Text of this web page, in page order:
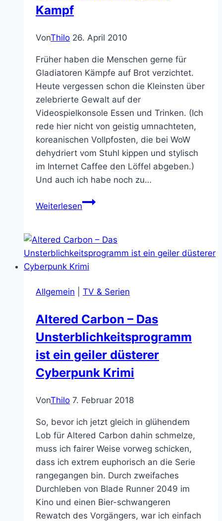
Film
Kampf
VonThilo 26. April 2010
Früher haben die Menschen gerne für
Gladiatoren Kämpfe auf Brot verzichtet.
Heute vergessen schon die Kleinsten über
zelebrierte Gewalt auf der
Videospielkonsole Essen und Trinken. (Ich
rede hier nicht von geistig umnachteten,
koreanischen Vollpfosten, die bei WoW
dehydriert vom Stuhl kippen und stylisch
im Internet Caffee den Löffel abgeben.)
Und auch ich habe noch zu…
WeiterlesenEpischer
Kampf
Allgemein TV & Serien
Altered Carbon – Das
Unsterblichkeitsprogramm
ist ein geiler düsterer
Cyberpunk Krimi
VonThilo 7. Februar 2018
So, bevor ich jetzt gleich in glühendem
Lob für Altered Carbon dahin schmelze,
muss ich fairer Weise vorweg schicken,
dass ich extrem euphorisch an die Serie
rangegangen bin. Durch zweifaches
Durchleben von Blade Runner 2049 im
Kino und einen Bier-schwangeren
Rewatch des Vorgängers, war ich einfach